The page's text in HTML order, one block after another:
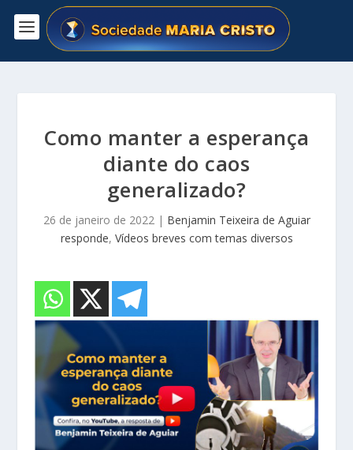
Como manter a esperança
diante do caos
generalizado?
26 de janeiro de 2022 | Benjamin Teixeira de Aguiar
responde, Vídeos breves com temas diversos